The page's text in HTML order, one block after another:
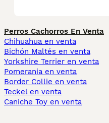
Perros Cachorros En Venta
Chihuahua en venta
Bichón Maltés en venta
Yorkshire Terrier en venta
Pomerania en venta
Border Collie en venta
Teckel en venta
Caniche Toy en venta